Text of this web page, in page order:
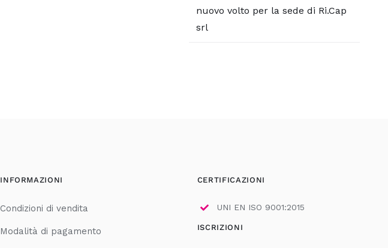
nuovo volto per la sede di Ri.Cap
srl
INFORMAZIONI
Condizioni di vendita
Modalità di pagamento
CERTIFICAZIONI
UNI EN ISO 9001:2015
ISCRIZIONI